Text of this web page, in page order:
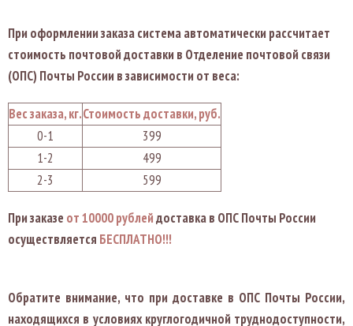
При оформлении заказа система автоматически рассчитает
стоимость почтовой доставки в Отделение почтовой связи
(ОПС) Почты России в зависимости от веса:
Вес заказа, кг.Стоимость доставки, руб.
0-1
399
1-2
499
2-3
599
При заказе от 10000 рублейдоставка в ОПС Почты России
осуществляется БЕСПЛАТНО!!!
Обратите внимание, что при доставке в ОПС Почты России,
находящихся в условиях круглогодичной труднодоступности,